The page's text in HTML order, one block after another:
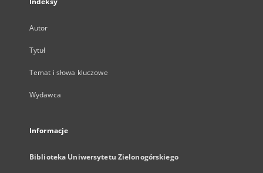
Autor
Tytuł
Temat i słowa kluczowe
Wydawca
Informacje
Biblioteka Uniwersytetu Zielonogórskiego